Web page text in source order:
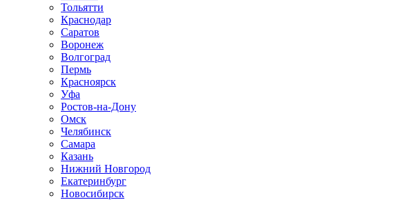
Тольятти
Краснодар
Саратов
Воронеж
Волгоград
Пермь
Красноярск
Уфа
Ростов-на-Дону
Омск
Челябинск
Самара
Казань
Нижний Новгород
Екатеринбург
Новосибирск